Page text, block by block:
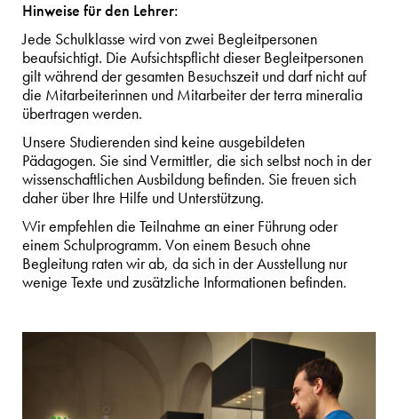
Hinweise für den Lehrer:
Jede Schulklasse wird von zwei Begleitpersonen
beaufsichtigt. Die Aufsichtspflicht dieser Begleitpersonen
gilt während der gesamten Besuchszeit und darf nicht auf
die Mitarbeiterinnen und Mitarbeiter der terra mineralia
übertragen werden.
Unsere Studierenden sind keine ausgebildeten
Pädagogen. Sie sind Vermittler, die sich selbst noch in der
wissenschaftlichen Ausbildung befinden. Sie freuen sich
daher über Ihre Hilfe und Unterstützung.
Wir empfehlen die Teilnahme an einer Führung oder
einem Schulprogramm. Von einem Besuch ohne
Begleitung raten wir ab, da sich in der Ausstellung nur
wenige Texte und zusätzliche Informationen befinden.